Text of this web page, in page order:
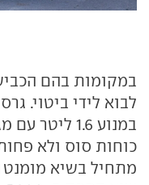
במקומות בהם